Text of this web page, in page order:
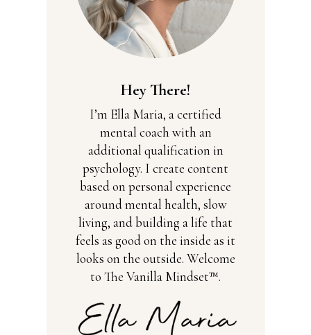
Hey There!
I’m Ella Maria, a certified
mental coach with an
additional qualification in
psychology. I create content
based on personal experience
around mental health, slow
living, and building a life that
feels as good on the inside as it
looks on the outside. Welcome
to The Vanilla Mindset™.